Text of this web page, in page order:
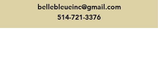
bellebleueinc@gmail.com
514-721-3376